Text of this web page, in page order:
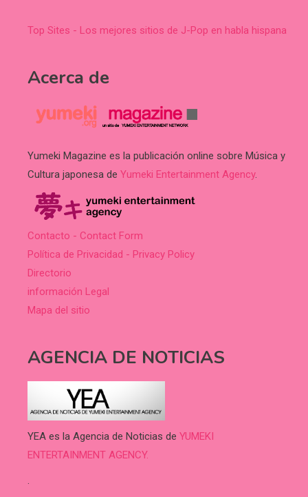
Top Sites - Los mejores sitios de J-Pop en habla hispana
Acerca de
Yumeki Magazine es la publicación online sobre Música y
Cultura japonesa de Yumeki Entertainment Agency.
Contacto - Contact Form
Política de Privacidad - Privacy Policy
Directorio
información Legal
Mapa del sitio
AGENCIA DE NOTICIAS
YEA es la Agencia de Noticias de YUMEKI
ENTERTAINMENT AGENCY.
.